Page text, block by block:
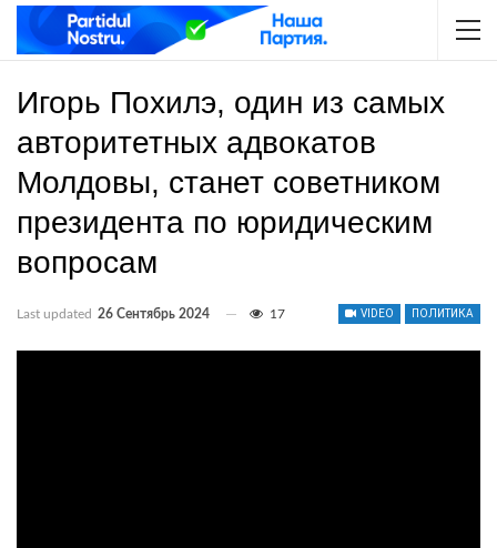
Игорь Похилэ, один из самых
авторитетных адвокатов
Молдовы, станет советником
президента по юридическим
вопросам
VIDEO ПОЛИТИКА
Last updated 26 Сентябрь 2024 17